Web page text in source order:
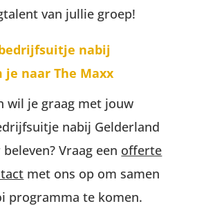
van jullie groep!
nabij
je naar The Maxx
wil je graag met jouw
nabij Gelderland
Vraag een offerte
met ons op om samen
programma te komen.